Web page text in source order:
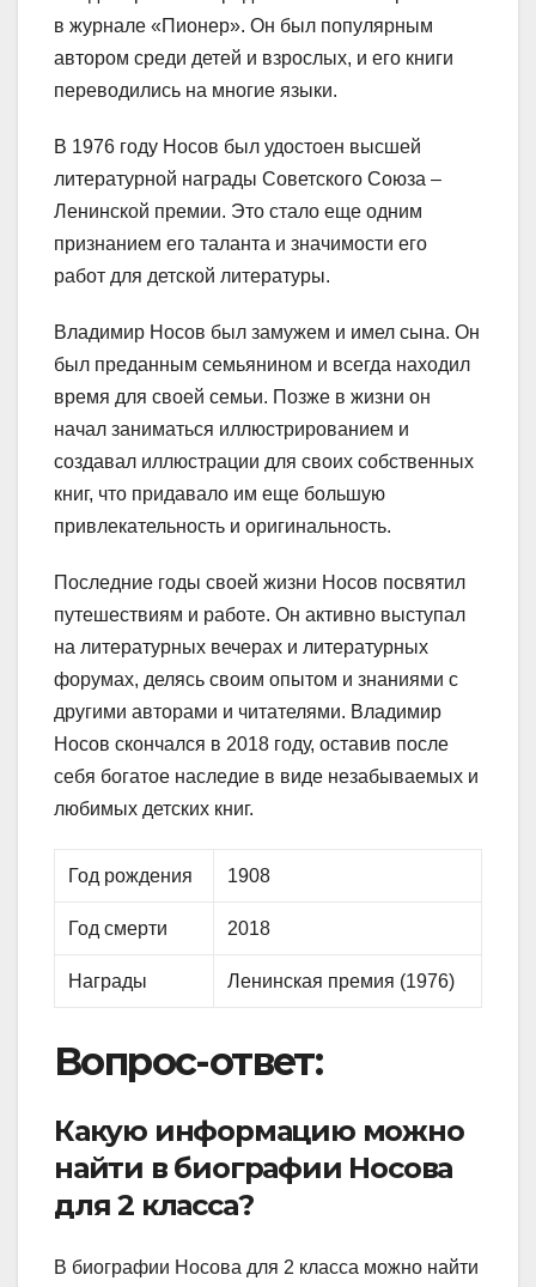
в журнале «Пионер». Он был популярным
автором среди детей и взрослых, и его книги
переводились на многие языки.
В 1976 году Носов был удостоен высшей
литературной награды Советского Союза –
Ленинской премии. Это стало еще одним
признанием его таланта и значимости его
работ для детской литературы.
Владимир Носов был замужем и имел сына. Он
был преданным семьянином и всегда находил
время для своей семьи. Позже в жизни он
начал заниматься иллюстрированием и
создавал иллюстрации для своих собственных
книг, что придавало им еще большую
привлекательность и оригинальность.
Последние годы своей жизни Носов посвятил
путешествиям и работе. Он активно выступал
на литературных вечерах и литературных
форумах, делясь своим опытом и знаниями с
другими авторами и читателями. Владимир
Носов скончался в 2018 году, оставив после
себя богатое наследие в виде незабываемых и
любимых детских книг.
Год рождения 1908
Год смерти 2018
Награды Ленинская премия (1976)
Вопрос-ответ:
Какую информацию можно
найти в биографии Носова
для 2 класса?
В биографии Носова для 2 класса можно найти